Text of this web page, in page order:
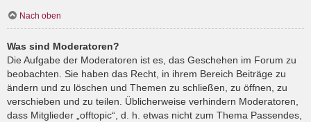
Nach oben
Was sind Moderatoren?
Die Aufgabe der Moderatoren ist es, das Geschehen im Forum zu
beobachten. Sie haben das Recht, in ihrem Bereich Beiträge zu
ändern und zu löschen und Themen zu schließen, zu öffnen, zu
verschieben und zu teilen. Üblicherweise verhindern Moderatoren,
dass Mitglieder „offtopic“, d. h. etwas nicht zum Thema Passendes,